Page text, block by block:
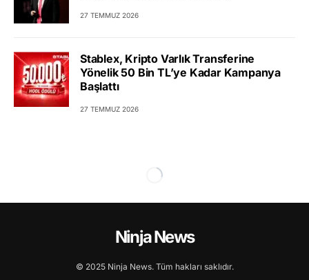
27 TEMMUZ 2026
Stablex, Kripto Varlık Transferine
Yönelik 50 Bin TL’ye Kadar Kampanya
Başlattı
27 TEMMUZ 2026
Ninja News
© 2025 Ninja News. Tüm hakları saklıdır.